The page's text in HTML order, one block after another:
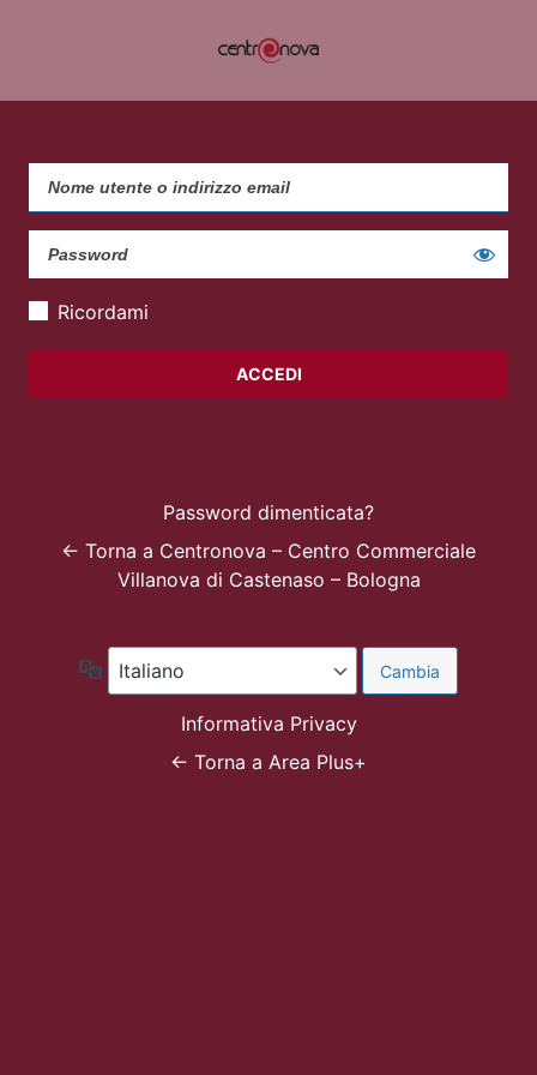
Ricordami
Password dimenticata?
← Torna a Centronova – Centro Commerciale
Villanova di Castenaso – Bologna
Lingua
Informativa Privacy
← Torna a Area Plus+